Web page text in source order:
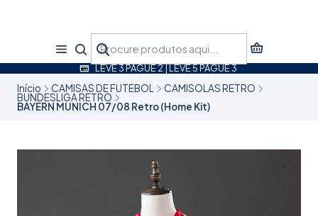
LEVE 3 PAGUE 2 | LEVE 5 PAGUE 3
Início CAMISAS DE FUTEBOL CAMISOLAS RETRO
BUNDESLIGA RETRO
BAYERN MUNICH 07/08 Retro (Home Kit)